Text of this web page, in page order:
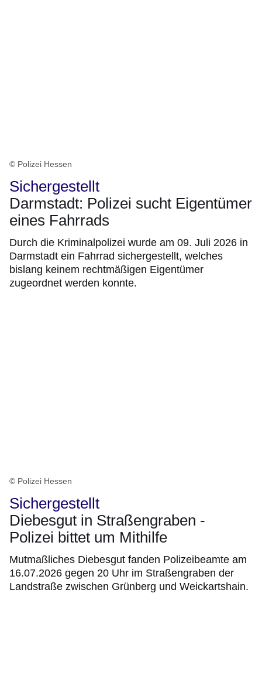
© Polizei Hessen
Sichergestellt
Darmstadt: Polizei sucht Eigentümer
eines Fahrrads
Durch die Kriminalpolizei wurde am 09. Juli 2026 in
Darmstadt ein Fahrrad sichergestellt, welches
bislang keinem rechtmäßigen Eigentümer
zugeordnet werden konnte.
© Polizei Hessen
Sichergestellt
Diebesgut in Straßengraben -
Polizei bittet um Mithilfe
Mutmaßliches Diebesgut fanden Polizeibeamte am
16.07.2026 gegen 20 Uhr im Straßengraben der
Landstraße zwischen Grünberg und Weickartshain.